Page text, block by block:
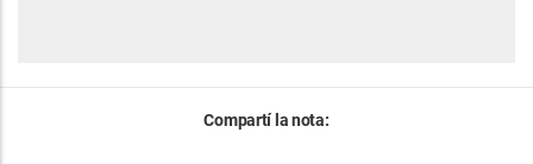
Compartí la nota: